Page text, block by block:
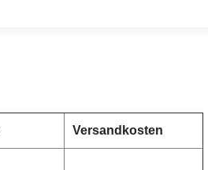
Versandkosten